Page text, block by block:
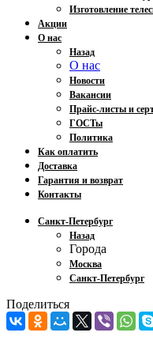
Изготовление
Акции
О нас
Назад
О нас
Новости
Вакансии
Прайс-листы и
ГОСТы
Политика
Как оплатить
Доставка
Гарантия и возврат
Контакты
Санкт-Петербург
Назад
Города
Москва
Санкт-Петербург
Поделиться